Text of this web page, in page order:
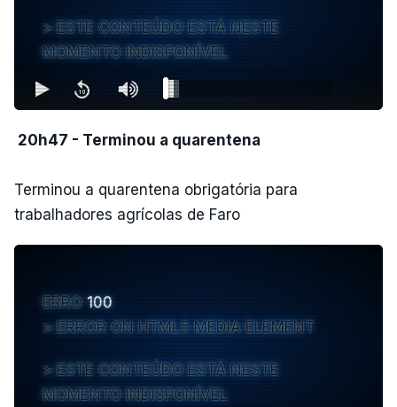
ESTE CONTEÚDO ESTÁ NESTE
MOMENTO INDISPONÍVEL
20h47 - Terminou a quarentena
Terminou a quarentena obrigatória para
trabalhadores agrícolas de Faro
ERRO 100
ERROR ON HTML5 MEDIA ELEMENT
ESTE CONTEÚDO ESTÁ NESTE
MOMENTO INDISPONÍVEL